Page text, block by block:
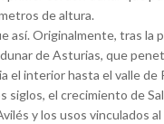
de altura.
así. Originalmente, tras la
de Asturias, que
el interior hasta el valle de
siglos, el crecimiento de
y los usos vinculados